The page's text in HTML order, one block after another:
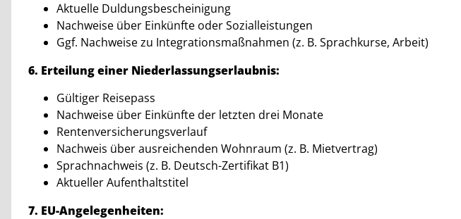
Aktuelle Duldungsbescheinigung
Nachweise über Einkünfte oder Sozialleistungen
Ggf. Nachweise zu Integrationsmaßnahmen (z. B. Sprachkurse, Arbeit)
6. Erteilung einer Niederlassungserlaubnis:
Gültiger Reisepass
Nachweise über Einkünfte der letzten drei Monate
Rentenversicherungsverlauf
Nachweis über ausreichenden Wohnraum (z. B. Mietvertrag)
Sprachnachweis (z. B. Deutsch-Zertifikat B1)
Aktueller Aufenthaltstitel
7. EU-Angelegenheiten: